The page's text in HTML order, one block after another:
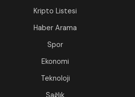
Kripto Listesi
Haber Arama
Spor
Ekonomi
Teknoloji
Sağlık